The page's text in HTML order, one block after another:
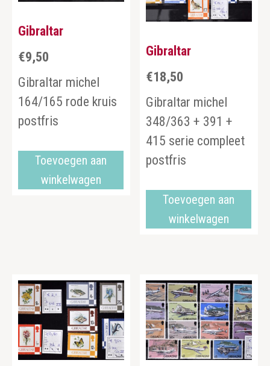
Gibraltar
€9,50
Gibraltar michel
164/165 rode kruis
postfris
Toevoegen aan
winkelwagen
Gibraltar
€18,50
Gibraltar michel
348/363 + 391 +
415 serie compleet
postfris
Toevoegen aan
winkelwagen